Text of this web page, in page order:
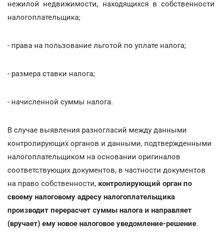
нежилой недвижимости, находящихся в собственности
налогоплательщика;
- права на пользование льготой по уплате налога;
- размера ставки налога;
- начисленной суммы налога.
В случае выявления разногласий между данными
контролирующих органов и данными, подтвержденными
налогоплательщиком на основании оригиналов
соответствующих документов, в частности документов
на право собственности, контролирующий орган по
своему налоговому адресу налогоплательщика
производит перерасчет суммы налога и направляет
(вручает) ему новое налоговое уведомление-решение.